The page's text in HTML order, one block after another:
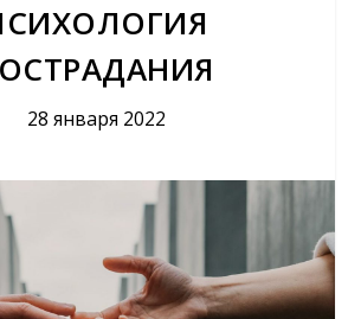
28 января 2022